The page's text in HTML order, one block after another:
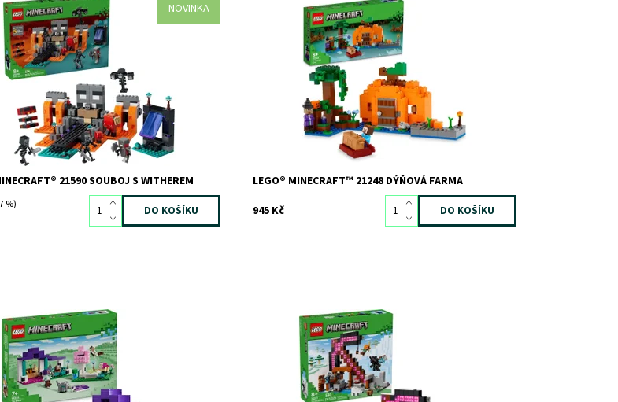
NOVINKA
s milovníky Minecraftu do nekonečného
se stavebnicí Souboj s Witherem (21590)
a kluky od 8 let. Děti se připojí ke
válečníkovi, který se v deštivém lesním
se dvěma kostlivci a dalšími nepřáteli a...
Skladem 2
12779
LEGO
21590 SOUBOJ S WITHEREM
%)
Dýně, lektvary a dobrodružství v Minecraft® stylu
Dostupnost:
Skladem1
11889
LEGO
LEGO® MINECRAFT™ 21248 DÝŇOVÁ FARMA
945 Kč
se zvířaty a figurkou Efe z videohry
Skladem3
11520
LEGO
Přidej se k Alex a vydejte se na velkolepá
dobrodružství uvnitř obřího dolu v podobě krumpáče!
Těžte vzácné rudy a uložte je do truhly s pokladem.
Dávejte si pozor na pavoučího jezdce, který číhá ve
stínech. Je čas na pořádný výbuch! Naplňte vozíkTNT